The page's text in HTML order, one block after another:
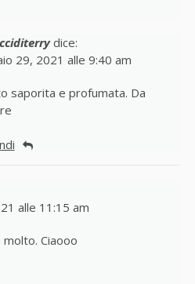
dice:
29, 2021 alle 9:40 am
saporita e profumata. Da
alle 11:15 am
Ciaooo